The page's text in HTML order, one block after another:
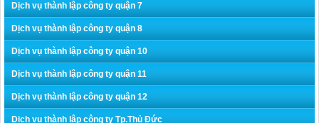
Dịch vụ thành lập công ty quận 7
Dịch vụ thành lập công ty quận 8
Dịch vụ thành lập công ty quận 10
Dịch vụ thành lập công ty quận 11
Dịch vụ thành lập công ty quận 12
Dịch vụ thành lập công ty Tp.Thủ Đức